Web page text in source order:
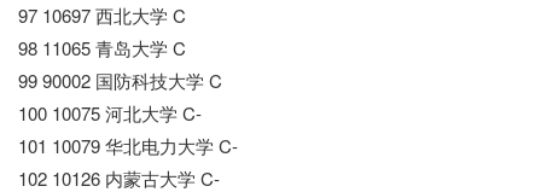
97 10697 西北大学 C
98 11065 青岛大学 C
99 90002 国防科技大学 C
100 10075 河北大学 C-
101 10079 华北电力大学 C-
102 10126 内蒙古大学 C-